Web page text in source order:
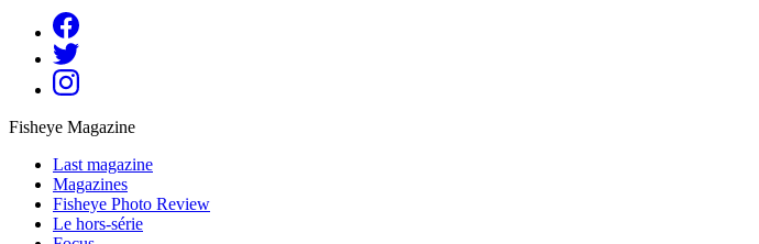
Fisheye Magazine
Last magazine
Magazines
Fisheye Photo Review
Le hors-série